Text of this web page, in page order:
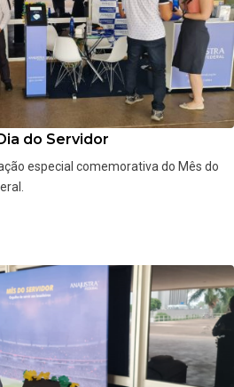
do Servidor
especial comemorativa do Mês do